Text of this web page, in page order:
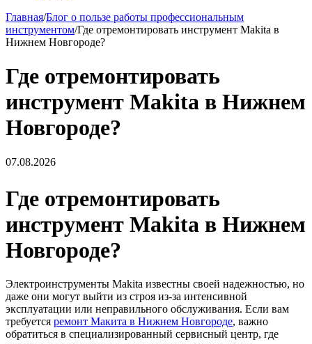
Главная/Блог о пользе работы профессиональным
инструментом/Где отремонтировать инструмент Makita в
Нижнем Новгороде?
Где отремонтировать
инструмент Makita в Нижнем
Новгороде?
07.08.2026
Где отремонтировать
инструмент Makita в Нижнем
Новгороде?
Электроинструменты Makita известны своей надежностью, но
даже они могут выйти из строя из-за интенсивной
эксплуатации или неправильного обслуживания. Если вам
требуется ремонт Макита в Нижнем Новгороде, важно
обратиться в специализированный сервисный центр, где